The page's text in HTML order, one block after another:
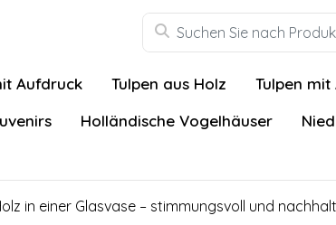
Aufdruck Tulpen aus Holz Tulpen
Holländische Vogelhäuser
in einer Glasvase – stimmungsvoll und